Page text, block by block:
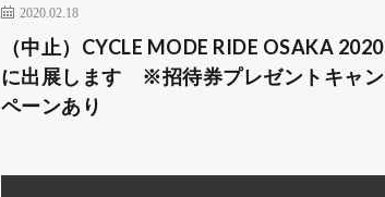
2020.02.18
（中止）CYCLE MODE RIDE OSAKA 2020
に出展します ※招待券プレゼントキャン
ペーンあり